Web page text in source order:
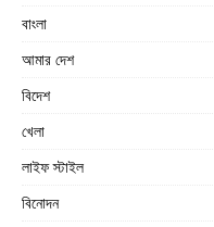
বাংলা
আমার দেশ
বিদেশ
খেলা
লাইফ স্টাইল
বিনোদন